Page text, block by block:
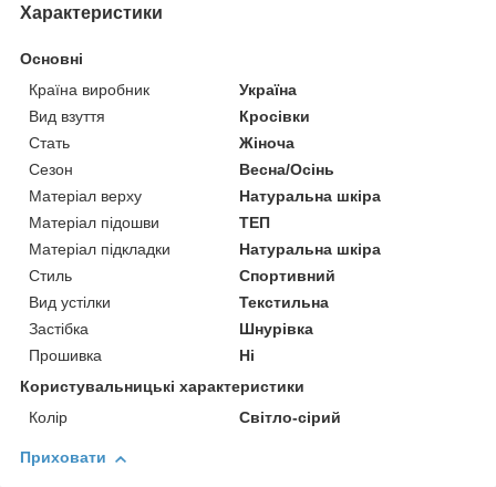
Характеристики
Основні
Країна виробник
Україна
Вид взуття
Кросівки
Стать
Жіноча
Сезон
Весна/Осінь
Матеріал верху
Натуральна шкіра
Матеріал підошви
ТЕП
Матеріал підкладки
Натуральна шкіра
Стиль
Спортивний
Вид устілки
Текстильна
Застібка
Шнурівка
Прошивка
Ні
Користувальницькі характеристики
Колір
Світло-сірий
Приховати